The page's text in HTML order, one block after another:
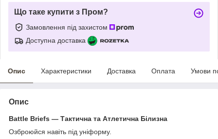
Що таке купити з Пром?
Замовлення під захистом
Доступна доставка
Опис Характеристики Доставка Оплата Умови
Опис
Battle Briefs — Тактична та Атлетична Білизна
Озброюйся навіть під уніформу.